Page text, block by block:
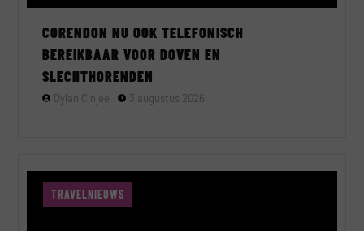
CORENDON NU OOK TELEFONISCH
BEREIKBAAR VOOR DOVEN EN
SLECHTHORENDEN
Dylan Cinjee 3 augustus 2026
TRAVELNIEUWS